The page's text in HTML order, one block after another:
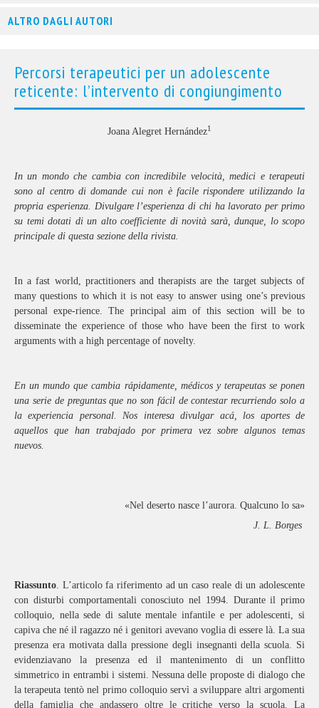
ALTRO DAGLI AUTORI
Percorsi terapeutici per un adolescente
reticente: l’intervento di congiungimento
Joana Alegret Hernández1
In un mondo che cambia con incredibile velocità, medici e terapeuti
sono al centro di domande cui non è facile rispondere utilizzando la
propria esperienza. Divulgare l’esperienza di chi ha lavorato per primo
su temi dotati di un alto coef­ficiente di novità sarà, dunque, lo scopo
principale di questa sezione della rivista.
In a fast world, practitioners and therapists are the target subjects of
many questions to which it is not easy to answer using one’s previous
personal expe-rience. The principal aim of this section will be to
disseminate the experience of those who have been the first to work
arguments with a high percentage of novelty.
En un mundo que cambia rápidamente, médicos y terapeutas se ponen
una serie de preguntas que no son fácil de contestar recurriendo solo a
la experiencia personal. Nos interesa divulgar acá, los aportes de
aquellos que han trabajado por primera vez sobre algunos temas
nuevos.
«Nel deserto nasce l’aurora. Qualcuno lo sa»
J. L. Borges
Riassunto . L’articolo fa riferimento ad un caso reale di un adolescente
con disturbi comportamentali conosciuto nel 1994. Durante il primo
colloquio, nella sede di salute mentale infantile e per adolescenti, si
capiva che né il ragazzo né i genitori avevano voglia di essere là. La sua
presenza era motivata dalla pressione degli insegnanti della scuola. Si
evidenziavano la presenza ed il mantenimento di un conflitto
simmetrico in entrambi i sistemi. Nessuna delle proposte di dialogo che
la terapeuta tentò nel primo colloquio servì a sviluppare altri argomenti
della famiglia che andassero oltre le critiche verso la scuola. La